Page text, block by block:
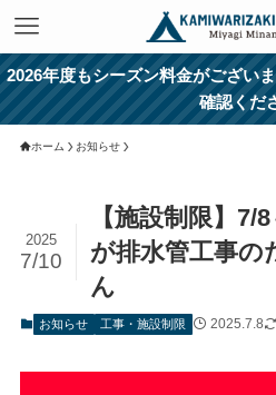
2026年度もシーズン料金がござい
確認くだ
ホーム お知らせ
【施設制限】
が排水管工事の
ん
2025
7/10
お知らせ 工事・施設制限 2025.7.8